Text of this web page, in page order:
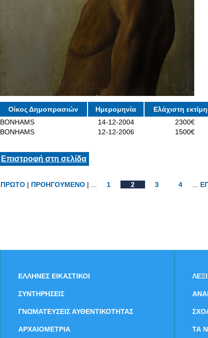
Οίκος Δημοπρασιών Ημερομηνία Ελάχιστη
BONHAMS
14-12-2004 2300€
BONHAMS
12-12-2006 1500€
Επιστροφή στη σελίδα
ΠΡΩΤΟ | ΠΡΟΗΓΟΥΜΕΝΟ | ... 1 2 3 4
ΕΛΛΗΝΕΣ ΕΙΚΑΣΤΙΚΟΙ
ΣΥΝΤΗΡΗΣΕΙΣ
ΓΝΩΜΑΤΕΥΣΕΙΣ ΑΥΘΕΝΤΙΚΟΤΗΤΑΣ
ΑΡΧΑΙΟΜΕΤΡΙΑ ΤΑ